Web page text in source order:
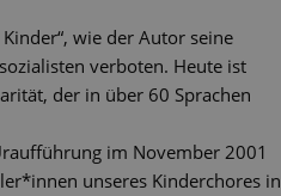
wie der Autor seine
verboten. Heute ist
der in über 60 Sprachen
im November 2001
unseres Kinderchores in